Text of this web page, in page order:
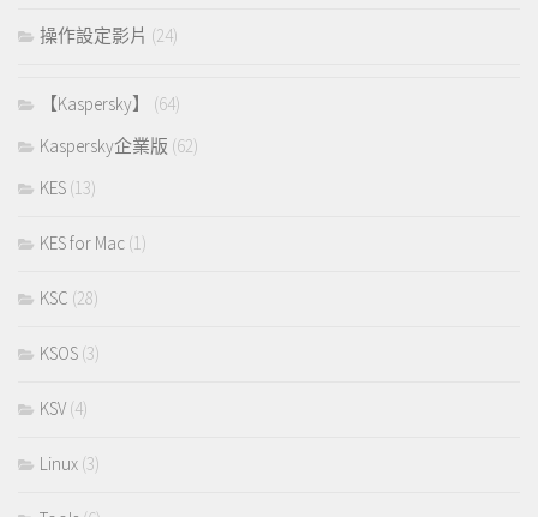
操作設定影片 (24)
【Kaspersky】
(64)
Kaspersky企業版 (62)
KES (13)
KES for Mac (1)
KSC (28)
KSOS (3)
KSV (4)
Linux (3)